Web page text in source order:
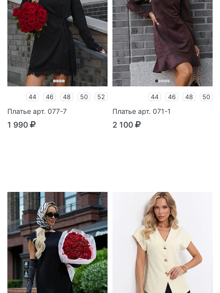
44 46 48 50 52
Платье арт. 077-7
1 990
44 46 48 50
Платье арт. 071-1
2 100